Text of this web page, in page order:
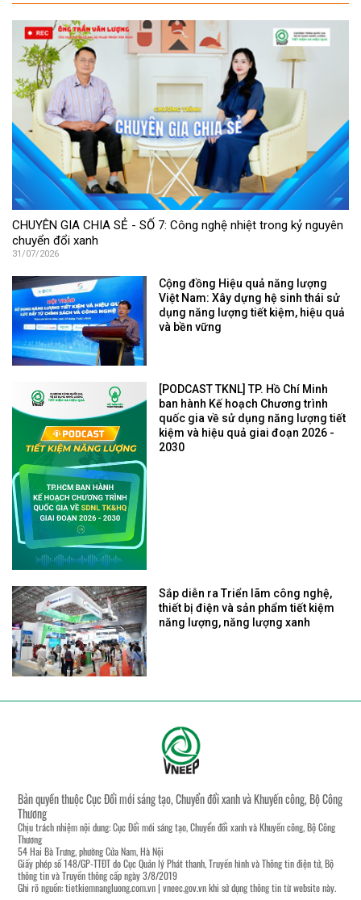
CHUYÊN GIA CHIA SẺ - SỐ 7: Công nghệ nhiệt trong kỷ nguyên
chuyển đổi xanh
31/07/2026
Cộng đồng Hiệu quả năng lượng
Việt Nam: Xây dựng hệ sinh thái sử
dụng năng lượng tiết kiệm, hiệu quả
và bền vững
[PODCAST TKNL] TP. Hồ Chí Minh
ban hành Kế hoạch Chương trình
quốc gia về sử dụng năng lượng tiết
kiệm và hiệu quả giai đoạn 2026 -
2030
Sắp diễn ra Triển lãm công nghệ,
thiết bị điện và sản phẩm tiết kiệm
năng lượng, năng lượng xanh
Bản quyền thuộc Cục Đổi mới sáng tạo, Chuyển đổi xanh và Khuyến công, Bộ Công
Thương
Chịu trách nhiệm nội dung: Cục Đổi mới sáng tạo, Chuyển đổi xanh và Khuyến công, Bộ Công
Thương
54 Hai Bà Trưng, phường Cửa Nam, Hà Nội
Giấy phép số 148/GP-TTĐT do Cục Quản lý Phát thanh, Truyền hình và Thông tin điện tử, Bộ
thông tin và Truyền thông cấp ngày 3/8/2019
Ghi rõ nguồn:tietkiemnangluong.com.vn| vneec.gov.vnkhi sử dụng thông tin từ website này.